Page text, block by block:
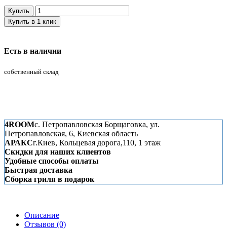
Купить
Купить в 1 клик
Есть в наличии
собственный склад
4ROOMс. Петропавловская Борщаговка, ул.
Петропавловская, 6, Киевская область
АРАКСг.Киев, Кольцевая дорога,110, 1 этаж
Скидки для наших клиентов
Удобные способы оплаты
Быстрая доставка
Сборка гриля в подарок
Описание
Отзывов (0)